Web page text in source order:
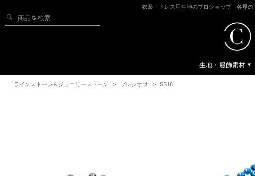
衣装・ドレス用生地のプロショップ 各界の
生地・服飾素材
ラインストーン＆ジュエリーストーン > プレシオサ > SS16